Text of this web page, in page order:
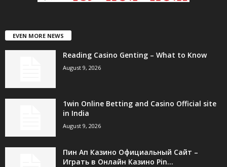
EVEN MORE NEWS
Reading Casino Genting – What to Know
August 9, 2026
1win Online Betting and Casino Official site
in India
August 9, 2026
Пин Ап Казино Официальный Сайт –
Играть в Онлайн Казино Pin...